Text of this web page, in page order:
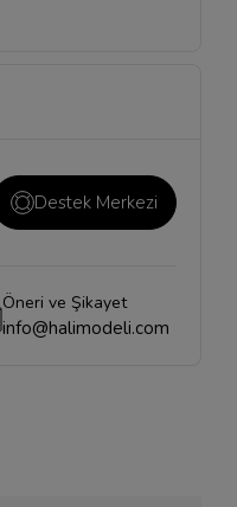
Destek Merkezi
Öneri ve Şikayet
info@halimodeli.com